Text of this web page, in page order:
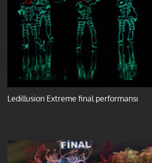
Ledillusion Extreme final performansı